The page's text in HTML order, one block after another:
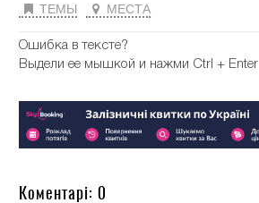
ТЕМЫ МЕСТА
Ошибка в тексте?
Выдели ее мышкой и нажми Ctrl + Enter
Коментарі: 0